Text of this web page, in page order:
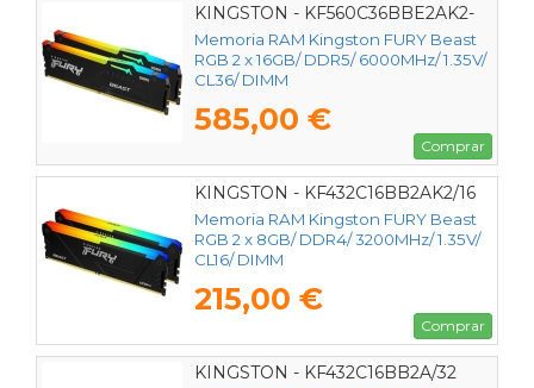
KINGSTON - KF560C36BBE2AK2-
32
Memoria RAM Kingston FURY Beast
RGB 2 x 16GB/ DDR5/ 6000MHz/ 1.35V/
CL36/ DIMM
585,00 €
Comprar
KINGSTON - KF432C16BB2AK2/16
Memoria RAM Kingston FURY Beast
RGB 2 x 8GB/ DDR4/ 3200MHz/ 1.35V/
CL16/ DIMM
215,00 €
Comprar
KINGSTON - KF432C16BB2A/32